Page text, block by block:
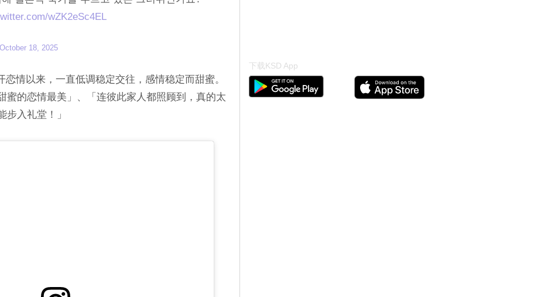
wZK2eSc4EL
October 18, 2025
情以来，一直低调稳定交往，感情稳定而甜蜜。
蜜的恋情最美」、「连彼此家人都照顾到，真的太
步入礼堂！」
下载KSD App